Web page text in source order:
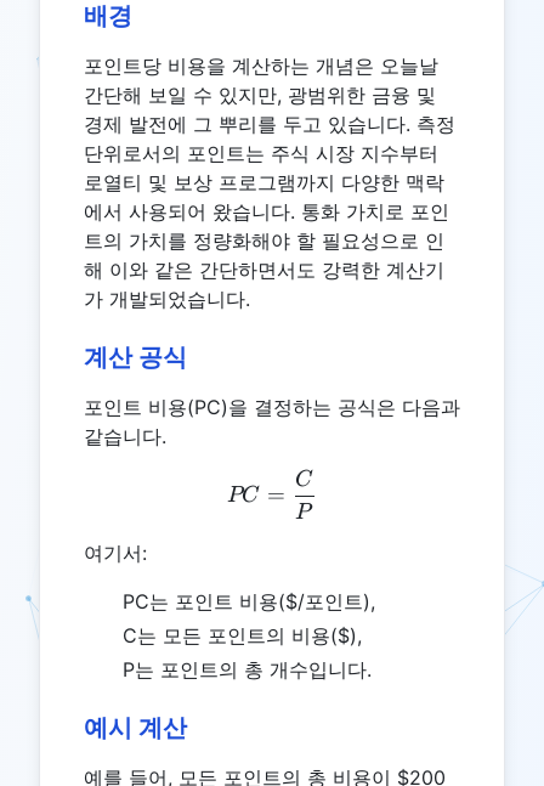
배경
포인트당 비용을 계산하는 개념은 오늘날
간단해 보일 수 있지만, 광범위한 금융 및
경제 발전에 그 뿌리를 두고 있습니다. 측정
단위로서의 포인트는 주식 시장 지수부터
로열티 및 보상 프로그램까지 다양한 맥락
에서 사용되어 왔습니다. 통화 가치로 포인
트의 가치를 정량화해야 할 필요성으로 인
해 이와 같은 간단하면서도 강력한 계산기
가 개발되었습니다.
계산 공식
포인트 비용(PC)을 결정하는 공식은 다음과
같습니다.
PC = \frac{C}{P}
PC =
P
C
여기서:
PC는 포인트 비용($/포인트),
C는 모든 포인트의 비용($),
P는 포인트의 총 개수입니다.
예시 계산
예를 들어, 모든 포인트의 총 비용이 $200